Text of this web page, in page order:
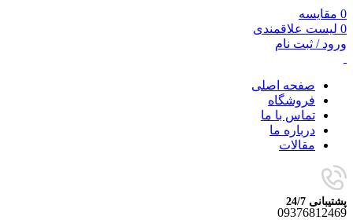
0 مقایسه
0 لیست علاقمندی
ورود / ثبت نام
صفحه اصلی
فروشگاه
تماس با ما
درباره ما
مقالات
پشتیبانی 24/7
09376812469